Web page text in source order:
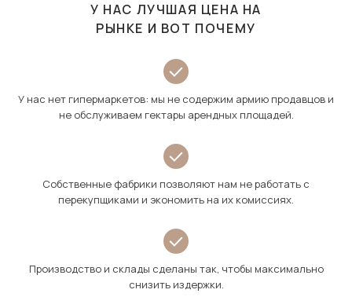
У НАС ЛУЧШАЯ ЦЕНА НА
РЫНКЕ И ВОТ ПОЧЕМУ
У нас нет гипермаркетов: мы не содержим армию продавцов и
не обслуживаем гектары арендных площадей.
Собственные фабрики позволяют нам не работать с
перекупщиками и экономить на их комиссиях.
Производство и склады сделаны так, чтобы максимально
снизить издержки.